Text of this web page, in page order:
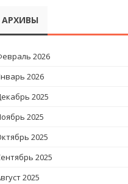
АРХИВЫ
2026
2026
2025
2025
2025
2025
2025